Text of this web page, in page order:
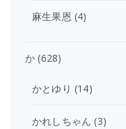
麻生果恩 (4)
か (628)
かとゆり (14)
かれしちゃん (3)